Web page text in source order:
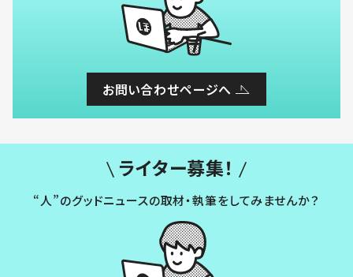
お問い合わせページへ
ライター募集！
“人”のグッドニュースの取材・執筆をしてみませんか？